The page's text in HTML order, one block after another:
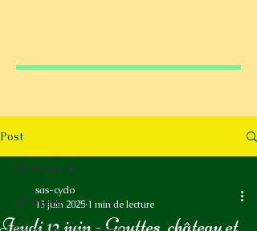
Post
All Posts
All Posts
Jeudi 12 juin - Gouttes, château et
sas-cyclo
13 juin 2025 1 min de lecture